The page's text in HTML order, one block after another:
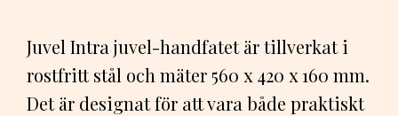
Juvel Intra juvel-handfatet är tillverkat i
rostfritt stål och mäter 560 x 420 x 160 mm.
Det är designat för att vara både praktiskt